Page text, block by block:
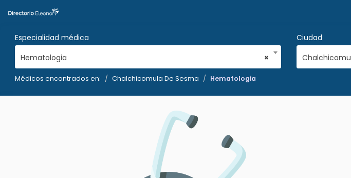
Especialidad médica
×
Hematologia
Ciudad
Médicos encontrados en: Chalchicomula De Sesma Hematologia